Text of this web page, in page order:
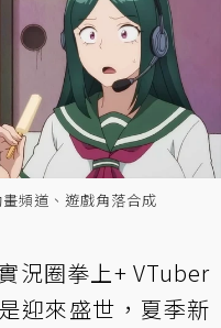
頻道、遊戲角落合成
況圈拳上+ VTuber
迎來盛世，夏季新